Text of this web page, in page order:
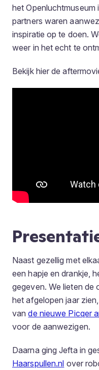
het Openluchtmuseum
partners waren
inspiratie op te doen.
weer in het echt te
Bekijk hier de
Naast gezellig met
een hapje en drankje,
gegeven. We lieten de
het afgelopen jaar
vande nieuwe Picqer
voor de aanwezigen.
Daarna ging Jefta in
Haarspullen.nl over